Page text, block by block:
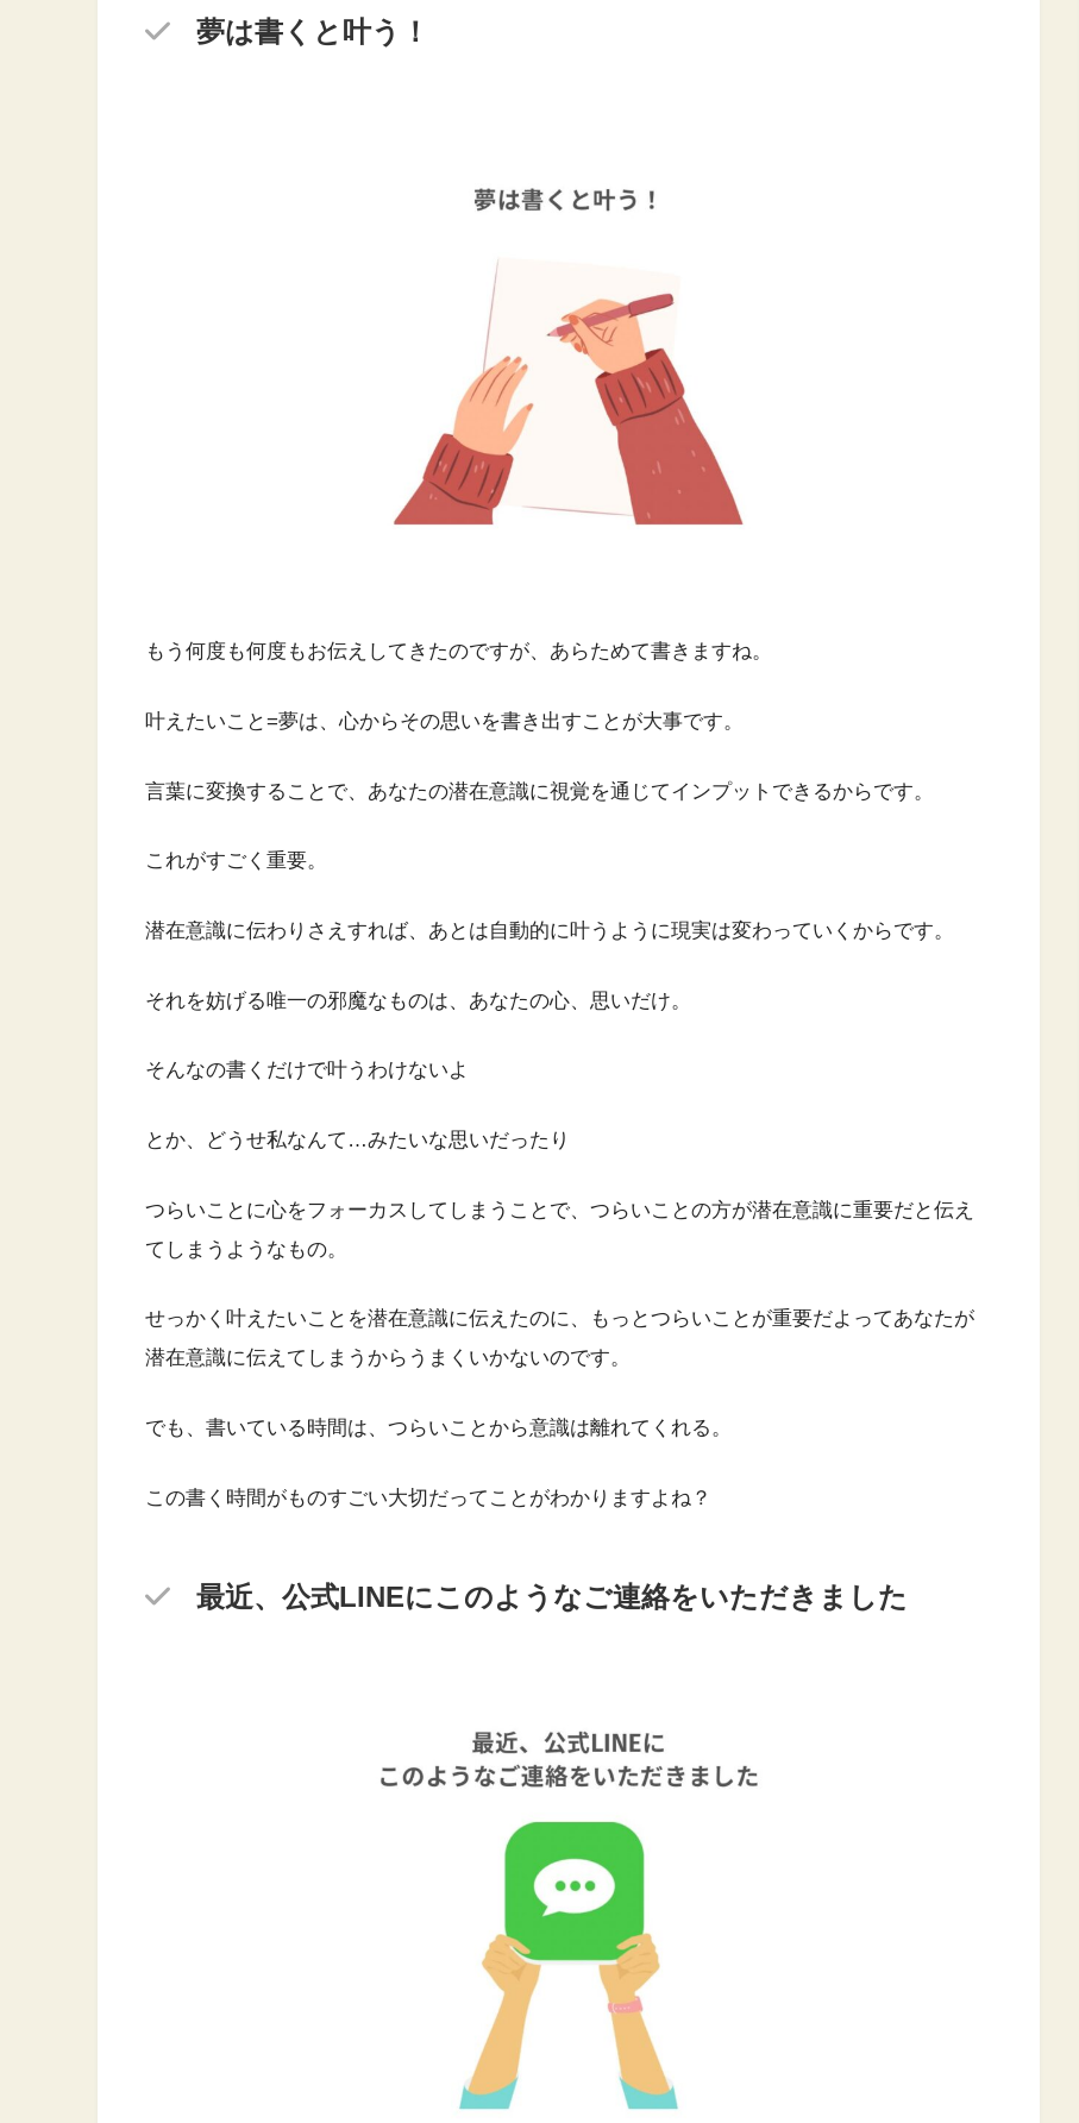
夢は書くと叶う！
もう何度も何度もお伝えしてきたのですが、あらためて書きますね。
叶えたいこと=夢は、心からその思いを書き出すことが大事です。
言葉に変換することで、あなたの潜在意識に視覚を通じてインプットできるからです。
これがすごく重要。
潜在意識に伝わりさえすれば、あとは自動的に叶うように現実は変わっていくからです。
それを妨げる唯一の邪魔なものは、あなたの心、思いだけ。
そんなの書くだけで叶うわけないよ
とか、どうせ私なんて…みたいな思いだったり
つらいことに心をフォーカスしてしまうことで、つらいことの方が潜在意識に重要だと伝え
てしまうようなもの。
せっかく叶えたいことを潜在意識に伝えたのに、もっとつらいことが重要だよってあなたが
潜在意識に伝えてしまうからうまくいかないのです。
でも、書いている時間は、つらいことから意識は離れてくれる。
この書く時間がものすごい大切だってことがわかりますよね？
最近、公式LINEにこのようなご連絡をいただきました